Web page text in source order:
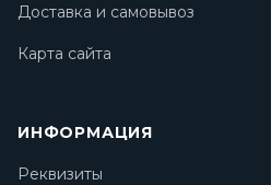
Доставка и самовывоз
Карта сайта
ИНФОРМАЦИЯ
Реквизиты